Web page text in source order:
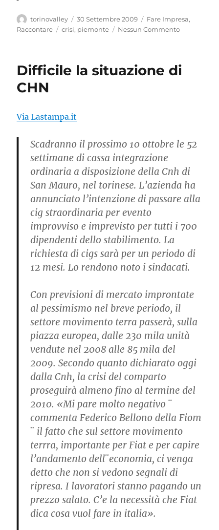
Autore
torinovalley
Pubblicato
il
30 Settembre 2009 Categorie
Fare Impresa,
Raccontare
Tag
crisi, piemonte Nessun Commento
Difficile la situazione di
CHN
Via Lastampa.it
Scadranno il prossimo 10 ottobre le 52
settimane di cassa integrazione
ordinaria a disposizione della Cnh di
San Mauro, nel torinese. L’azienda ha
annunciato l’intenzione di passare alla
cig straordinaria per evento
improvviso e imprevisto per tutti i 700
dipendenti dello stabilimento. La
richiesta di cigs sarà per un periodo di
12 mesi. Lo rendono noto i sindacati.
Con previsioni di mercato improntate
al pessimismo nel breve periodo, il
settore movimento terra passerà, sulla
piazza europea, dalle 230 mila unità
vendute nel 2008 alle 85 mila del
2009. Secondo quanto dichiarato oggi
dalla Cnh, la crisi del comparto
proseguirà almeno fino al termine del
2010. «Mi pare molto negativo ¨
commenta Federico Bellono della Fiom
¨ il fatto che sul settore movimento
terrra, importante per Fiat e per capire
l’andamento dell¨economia, ci venga
detto che non si vedono segnali di
ripresa. I lavoratori stanno pagando un
prezzo salato. C’e la necessità che Fiat
dica cosa vuol fare in italia».